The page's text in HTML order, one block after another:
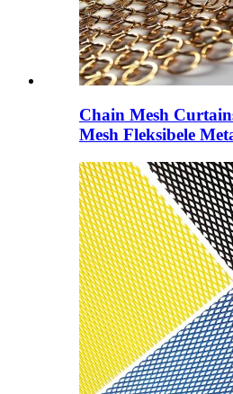
Chain Mesh
Mesh Fleksibele